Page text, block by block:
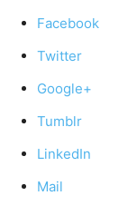
Facebook
Twitter
Google+
Tumblr
LinkedIn
Mail